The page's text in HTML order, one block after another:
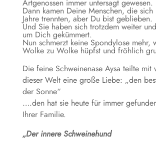
Artgenossen immer untersagt gewesen.
Dann kamen Deine Menschen, die
Jahre trennten, aber Du bist geblieben.
Und Sie haben sich trotzdem weiter
um Dich gekümmert.
Nun schmerzt keine Spondylose mehr,
Wolke zu Wolke hüpfst und fröhlich
Die feine Schweinenase Aysa teilte mit
dieser Welt eine große Liebe: „den
der Sonne“
….den hat sie heute für immer
Ihrer Familie.
„Der innere Schweinehund